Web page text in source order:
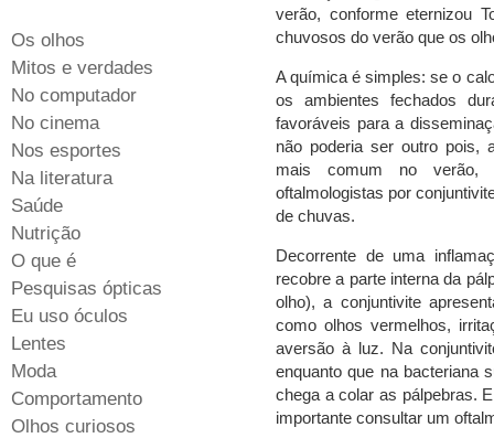
verão, conforme eternizou
chuvosos do verão que os
A química é simples: se o
os ambientes fechados
favoráveis para a
não poderia ser outro pois,
mais comum no verão,
oftalmologistas por
de chuvas.
Decorrente de uma
recobre a parte interna da
olho), a conjuntivite
como olhos vermelhos,
aversão à luz. Na
enquanto que na bacteriana
chega a colar as pálpebras.
importante consultar um
ligada
idade
Os olhos
Mitos e verdades
No computador
No cinema
Nos esportes
Na literatura
Saúde
Nutrição
O que é
Pesquisas ópticas
Eu uso óculos
Lentes
Moda
Comportamento
Olhos curiosos